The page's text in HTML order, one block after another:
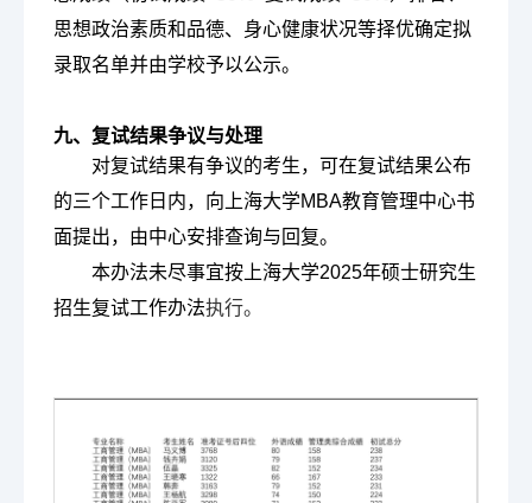
思想政治素质和品德、身心健康状况等择优确定拟
录取名单并由学校予以公示。
九、复试结果争议与处理
对复试结果有争议的考生，可在复试结果公布
的三个工作日内，向上海大学MBA教育管理中心书
面提出，由中心安排查询与回复。
本办法未尽事宜按上海大学2025年硕士研究生
招生复试工作办法执行。